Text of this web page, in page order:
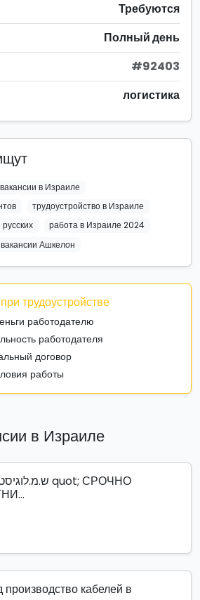
Требуются
Полный день
#92403
логистика
вакансии в Израиле
трудоустройство в Израиле
работа в Израиле 2024
вакансии Ашкелон
трудоустройстве
работодателю
работодателя
договор
работы
в Израиле
кабелей в